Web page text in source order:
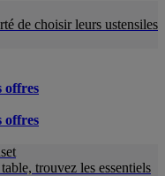
de choisir leurs ustensiles
offres
offres
trouvez les essentiels